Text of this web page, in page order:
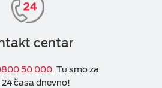
centar
50 000. Tu smo za
24 časa dnevno!